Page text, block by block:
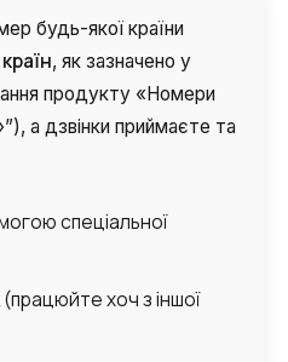
будь-якої країни
, як зазначено у
продукту «Номери
а дзвінки приймаєте та
спеціальної
хоч з іншої